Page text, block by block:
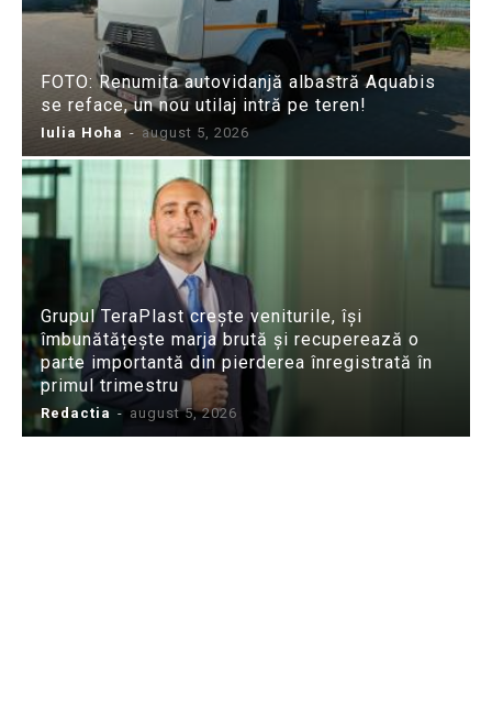
FOTO: Renumita autovidanjă albastră Aquabis
se reface, un nou utilaj intră pe teren!
Iulia Hoha - august 5, 2026
Grupul TeraPlast crește veniturile, își
îmbunătățește marja brută și recuperează o
parte importantă din pierderea înregistrată în
primul trimestru
Redactia - august 5, 2026